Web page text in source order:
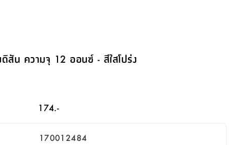
ดิสัน ความจุ 12 ออนซ์ - สีใสโปร่ง
174.-
170012484